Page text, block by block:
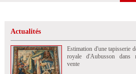
Actualités
Estimation d'une tapisserie
royale d'Aubusson dans
vente